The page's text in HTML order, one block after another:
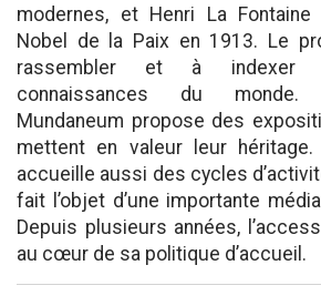
modernes, et Henri La Fontaine
Nobel de la Paix en 1913. Le
rassembler et à indexer
connaissances du monde.
Mundaneum propose des
mettent en valeur leur
accueille aussi des cycles
fait l’objet d’une importante
Depuis plusieurs années,
au cœur de sa politique d’accueil.